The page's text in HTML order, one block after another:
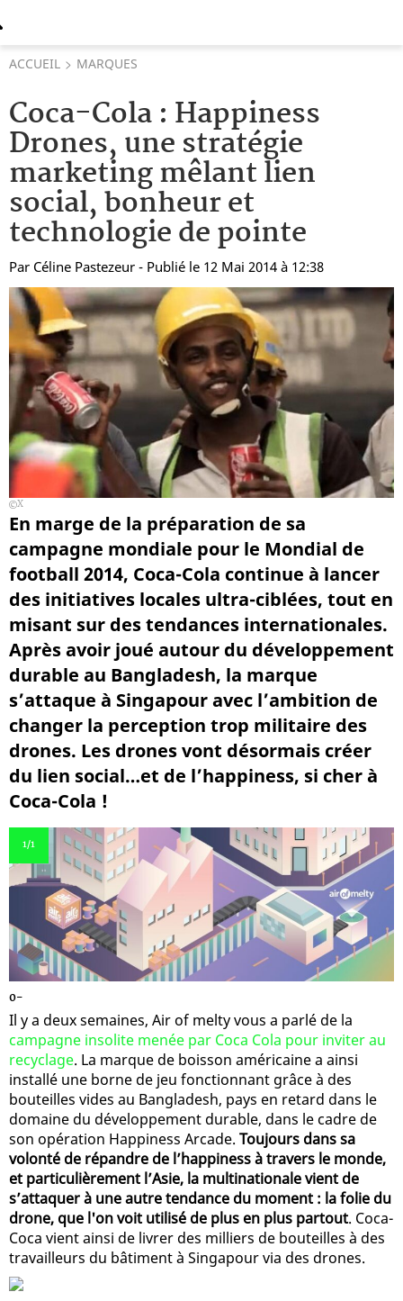
ACCUEIL MARQUES
Coca-Cola : Happiness
Drones, une stratégie
marketing mêlant lien
social, bonheur et
technologie de pointe
Par Céline Pastezeur - Publié le 12 Mai 2014 à 12:38
X
En marge de la préparation de sa
campagne mondiale pour le Mondial de
football 2014, Coca-Cola continue à lancer
des initiatives locales ultra-ciblées, tout en
misant sur des tendances internationales.
Après avoir joué autour du développement
durable au Bangladesh, la marque
s’attaque à Singapour avec l’ambition de
changer la perception trop militaire des
drones. Les drones vont désormais créer
du lien social…et de l’happiness, si cher à
Coca-Cola !
1/1
0-
Il y a deux semaines, Air of melty vous a parlé de la
campagne insolite menée par Coca Cola pour inviter au
recyclage. La marque de boisson américaine a ainsi
installé une borne de jeu fonctionnant grâce à des
bouteilles vides au Bangladesh, pays en retard dans le
domaine du développement durable, dans le cadre de
son opération Happiness Arcade. Toujours dans sa
volonté de répandre de l’happiness à travers le monde,
et particulièrement l’Asie, la multinationale vient de
s’attaquer à une autre tendance du moment : la folie du
drone, que l'on voit utilisé de plus en plus partout. Coca-
Coca vient ainsi de livrer des milliers de bouteilles à des
travailleurs du bâtiment à Singapour via des drones.